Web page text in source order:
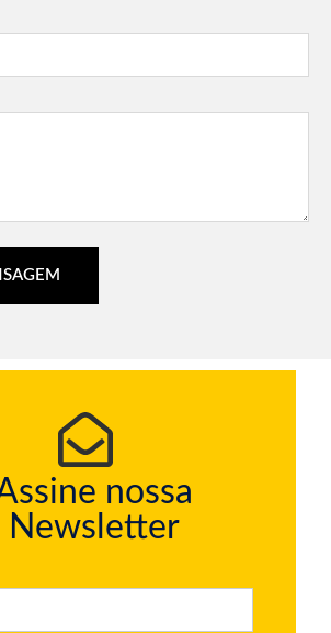
nossa
Newsletter